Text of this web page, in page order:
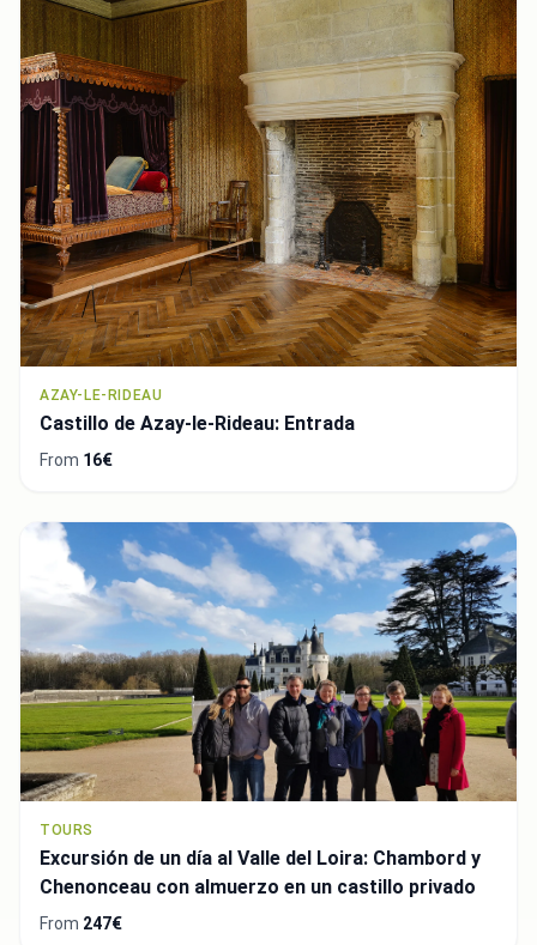
AZAY-LE-RIDEAU
Castillo de Azay-le-Rideau: Entrada
From 16€
TOURS
Excursión de un día al Valle del Loira: Chambord y
Chenonceau con almuerzo en un castillo privado
From 247€